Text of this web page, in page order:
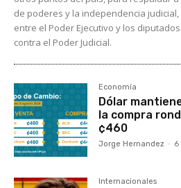
de poderes y la independencia
entre el Poder Ejecutivo y los
contra el Poder Judicial.
Economía
Dólar
la compra
¢460
Jorge Hernandez - 6
Internacionales